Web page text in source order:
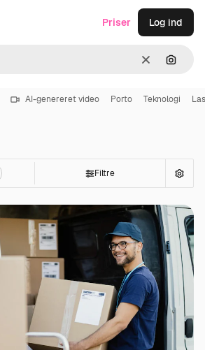
Klar Søg
Priser Log ind
AI-genereret video Porto Teknologi
Filtre